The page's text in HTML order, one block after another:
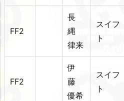
FF2
長
縄
律来
スイフ
ト
FF2
伊
藤
優希
スイフ
ト